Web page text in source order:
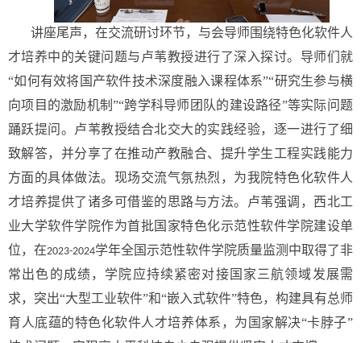
讲座尾声，在交流研讨环节，与会导师围绕特色化软件人
才培养中的关键问题与卢苇教授进行了深入探讨。导师们就
“如何有效将国产软件技术深度融入课程体系”“研究生参与横
向项目的激励机制”“跨学科导师团队的建设路径”等实际问题
踊跃提问。卢苇教授结合北交大的实践经验，逐一进行了细
致解答，并分享了在推动产教融合、提升学生工程实践能力
方面的具体做法。现场交流气氛热烈，为我院特色化软件人
才培养提供了诸多可借鉴的思路与方法。卢苇强调，西北工
业大学软件学院作为首批国家特色化示范性软件学院建设单
位，在2023-2024学年全国示范性软件学院质量监测中取得了非
常出色的成绩，学院应持续紧密对接国家三航领域发展需
求，突出“大型工业软件”和“嵌入式软件”特色，构建具有总师
育人底蕴的特色化软件人才培养体系，为国家解决“卡脖子”